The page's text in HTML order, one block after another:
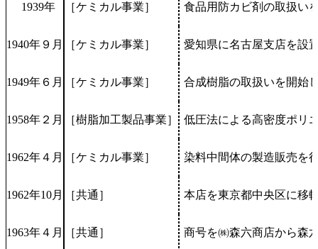
1939年 ［ケミカル事業］ 食品用防カビ剤の取扱い
1940年９月 ［ケミカル事業］ 愛知県に名古屋支店を設
1949年６月 ［ケミカル事業］ 合成樹脂の取扱いを開始
1958年２月 ［樹脂加工製品事業］ 低圧法による高密度ポリ
1962年４月 ［ケミカル事業］ 染料中間体の製造販売を
1962年10月 ［共通］ 本店を東京都中央区に移
1963年４月 ［共通］ 商号を㈱森六商店から森